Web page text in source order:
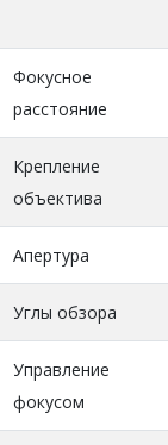
Фокусное
расстояние
Крепление
объектива
Апертура
Углы обзора
Управление
фокусом